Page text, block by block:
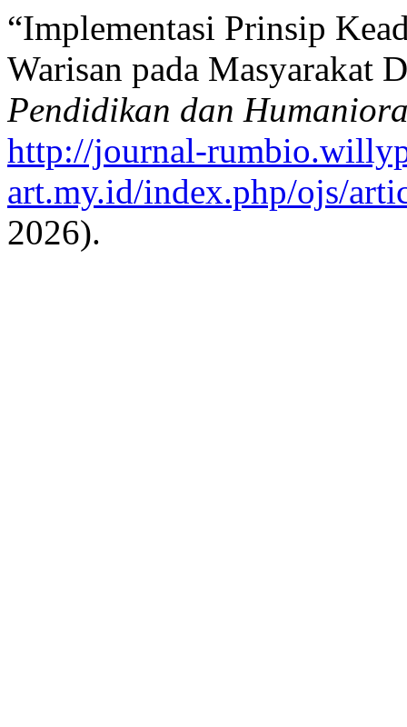
“Implementasi Prinsip
Warisan pada Masyarakat
Pendidikan dan
http://journal-
art.my.id/index.php/ojs/
2026).